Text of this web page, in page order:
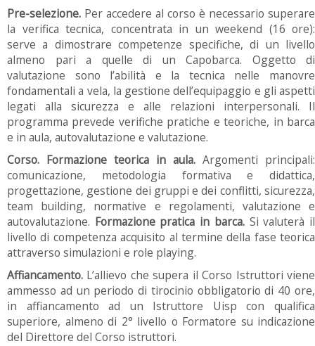
Pre-selezione. Per accedere al corso è necessario superare
la verifica tecnica, concentrata in un weekend (16 ore):
serve a dimostrare competenze specifiche, di un livello
almeno pari a quelle di un Capobarca. Oggetto di
valutazione sono l’abilità e la tecnica nelle manovre
fondamentali a vela, la gestione dell’equipaggio e gli aspetti
legati alla sicurezza e alle relazioni interpersonali. Il
programma prevede verifiche pratiche e teoriche, in barca
e in aula, autovalutazione e valutazione.
Corso. Formazione teorica in aula. Argomenti principali:
comunicazione, metodologia formativa e didattica,
progettazione, gestione dei gruppi e dei conflitti, sicurezza,
team building, normative e regolamenti, valutazione e
autovalutazione. Formazione pratica in barca.Si valuterà il
livello di competenza acquisito al termine della fase teorica
attraverso simulazioni e role playing.
Affiancamento. L’allievo che supera il Corso Istruttori viene
ammesso ad un periodo di tirocinio obbligatorio di 40 ore,
in affiancamento ad un Istruttore Uisp con qualifica
superiore, almeno di 2° livello o Formatore su indicazione
del Direttore del Corso istruttori.